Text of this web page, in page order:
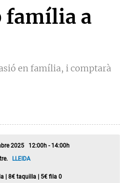
família a
en família, i comptarà
2025 12:00h - 14:00h
LLEIDA
| 8€ taquilla | 5€ fila 0